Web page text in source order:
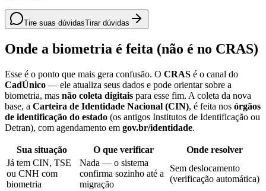
Tire suas dúvidasTirar dúvidas
Onde a biometria é feita (não é no CRAS)
Esse é o ponto que mais gera confusão. O CRAS é o canal do
CadÚnico — ele atualiza seus dados e pode orientar sobre a
biometria, mas não coleta digitais para esse fim. A coleta da nova
base, a Carteira de Identidade Nacional (CIN), é feita nos órgãos
de identificação do estado (os antigos Institutos de Identificação ou
Detran), com agendamento em gov.br/identidade.
Sua situação O que verificar
Onde resolver
Já tem CIN, TSE
ou CNH com
biometria
Nada — o sistema
confirma sozinho até a
migração
Sem deslocamento
(verificação automática)